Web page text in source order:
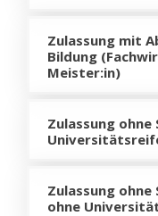
Zulassung mit
Bildung
Meister:in)
Zulassung
Zulassung ohne
ohne